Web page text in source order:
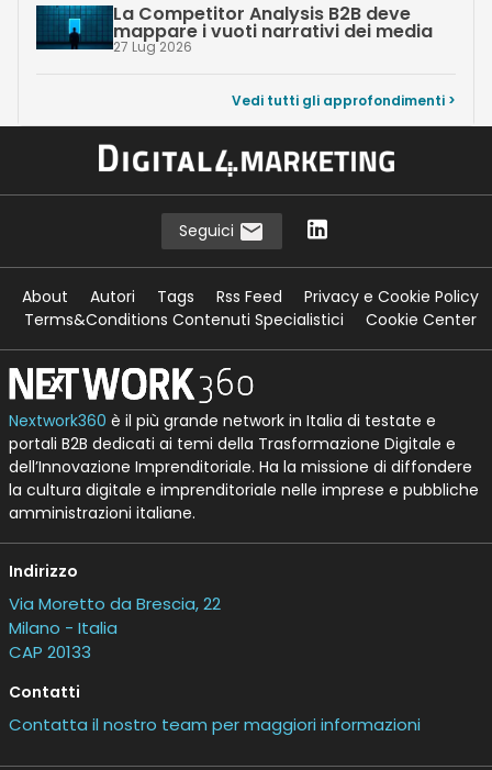
La Competitor Analysis B2B deve
mappare i vuoti narrativi dei media
27 Lug 2026
Vedi tutti gli approfondimenti >
Seguici
About Autori Tags Rss Feed
Privacy e Cookie Policy
Terms&Conditions Contenuti Specialistici
Cookie Center
Nextwork360 è il più grande network in Italia di testate e
portali B2B dedicati ai temi della Trasformazione Digitale e
dell’Innovazione Imprenditoriale. Ha la missione di diffondere
la cultura digitale e imprenditoriale nelle imprese e pubbliche
amministrazioni italiane.
Indirizzo
Via Moretto da Brescia, 22
Milano - Italia
CAP 20133
Contatti
Contatta il nostro team per maggiori informazioni